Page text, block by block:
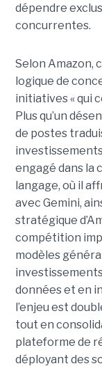
dépendre
concurrentes.
Selon Amazon,
logique de
initiatives « qui
Plus qu’un
de postes
engagé dans la
langage, où il
avec Gemini,
stratégique
compétition
modèles
données et en
l’enjeu est
tout en
plateforme de
déployant des